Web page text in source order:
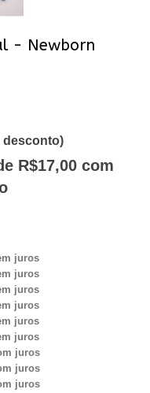
- Newborn
desconto)
R$17,00 com
juros
juros
juros
juros
juros
juros
juros
juros
juros